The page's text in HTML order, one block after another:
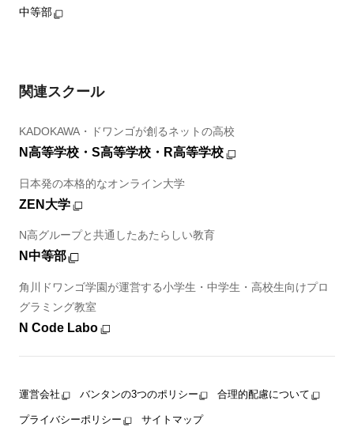
中等部
関連スクール
KADOKAWA・ドワンゴが創るネットの高校
N高等学校・S高等学校・R高等学校
日本発の本格的なオンライン大学
ZEN大学
N高グループと共通したあたらしい教育
N中等部
角川ドワンゴ学園が運営する小学生・中学生・高校生向けプロ
グラミング教室
N Code Labo
運営会社 バンタンの3つのポリシー 合理的配慮について
プライバシーポリシー サイトマップ